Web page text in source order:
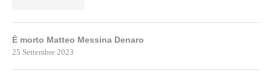
È morto Matteo Messina Denaro
25 Settembre 2023